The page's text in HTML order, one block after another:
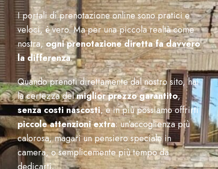
I portali di prenotazione online sono pratici e
veloci, è vero. Ma per una piccola realtà come
nostra, ogni prenotazione diretta fa davvero
la differenza.
Quando prenoti direttamente dal nostro sito, hai
la certezza delmiglior prezzo garantito,
senza costi nascosti, e in più possiamo offrirti
piccole attenzioni extra: un’accoglienza più
calorosa, magari un pensiero speciale in
camera, o semplicemente più tempo da